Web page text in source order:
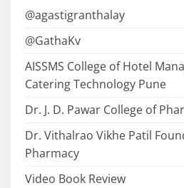
@agastigranthalay
@GathaKv
AISSMS College of Hotel
Catering Technology Pune
Dr. J. D. Pawar College of
Dr. Vithalrao Vikhe Patil
Pharmacy
Video Book Review